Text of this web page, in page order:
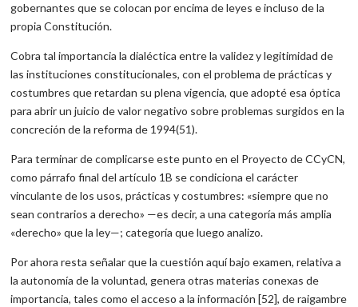
gobernantes que se colocan por encima de leyes e incluso de la
propia Constitución.
Cobra tal importancia la dialéctica entre la validez y legitimidad de
las instituciones constitucionales, con el problema de prácticas y
costumbres que retardan su plena vigencia, que adopté esa óptica
para abrir un juicio de valor negativo sobre problemas surgidos en la
concreción de la reforma de 1994(51).
Para terminar de complicarse este punto en el Proyecto de CCyCN,
como párrafo final del artículo 1B se condiciona el carácter
vinculante de los usos, prácticas y costumbres: «siempre que no
sean contrarios a derecho» —es decir, a una categoría más amplia
«derecho» que la ley—; categoría que luego analizo.
Por ahora resta señalar que la cuestión aquí bajo examen, relativa a
la autonomía de la voluntad, genera otras materias conexas de
importancia, tales como el acceso a la información [52], de raigambre